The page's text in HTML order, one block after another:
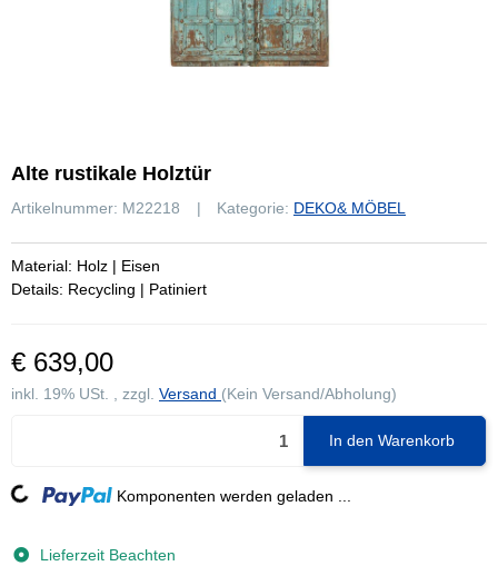
Alte rustikale Holztür
Artikelnummer: M22218 Kategorie: DEKO& MÖBEL
Material: Holz | Eisen
Details: Recycling | Patiniert
€ 639,00
inkl. 19% USt. , zzgl. Versand (Kein Versand/Abholung)
In den Warenkorb
Loading... Komponenten werden geladen ...
Lieferzeit Beachten